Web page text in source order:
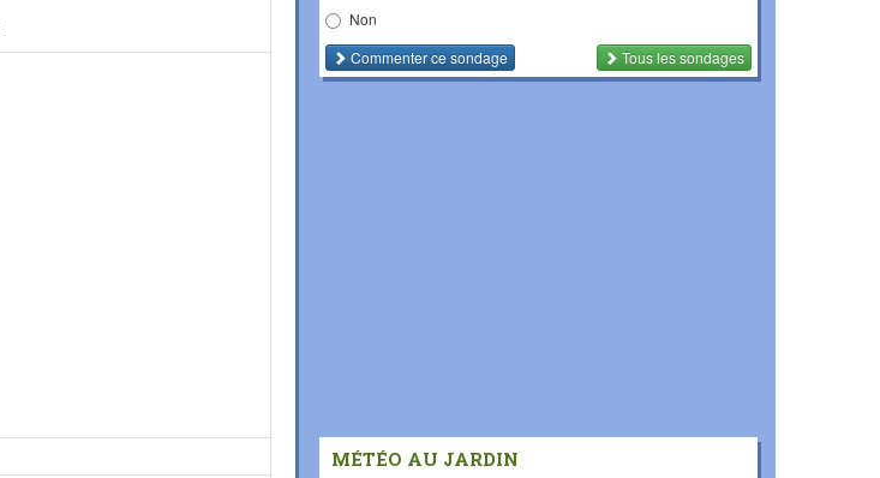
Non
Commenterce sondage Tous les sondages
MÉTÉO AU JARDIN